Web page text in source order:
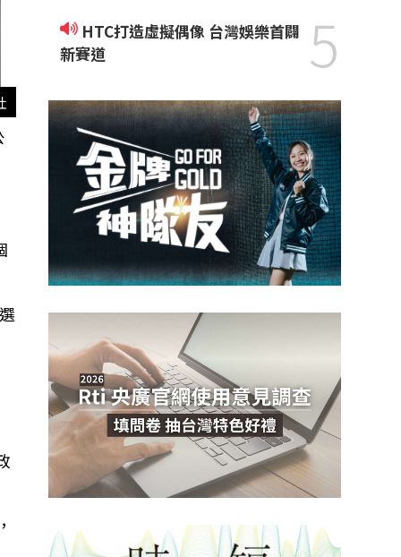
新賽道
5